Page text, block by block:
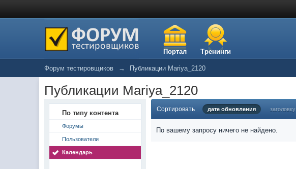
Портал Тренинги
Форум тестировщиков → Публикации Mariya_2120
Публикации Mariya_2120
По типу контента
Форумы
Пользователи
Календарь
Сортировать дате обновления заголовку
По вашему запросу ничего не найдено.